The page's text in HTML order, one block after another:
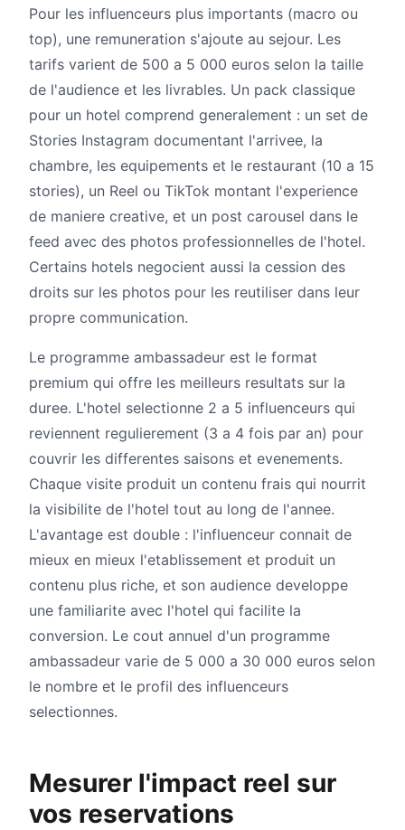
Pour les influenceurs plus importants (macro ou
top), une remuneration s'ajoute au sejour. Les
tarifs varient de 500 a 5 000 euros selon la taille
de l'audience et les livrables. Un pack classique
pour un hotel comprend generalement : un set de
Stories Instagram documentant l'arrivee, la
chambre, les equipements et le restaurant (10 a 15
stories), un Reel ou TikTok montant l'experience
de maniere creative, et un post carousel dans le
feed avec des photos professionnelles de l'hotel.
Certains hotels negocient aussi la cession des
droits sur les photos pour les reutiliser dans leur
propre communication.
Le programme ambassadeur est le format
premium qui offre les meilleurs resultats sur la
duree. L'hotel selectionne 2 a 5 influenceurs qui
reviennent regulierement (3 a 4 fois par an) pour
couvrir les differentes saisons et evenements.
Chaque visite produit un contenu frais qui nourrit
la visibilite de l'hotel tout au long de l'annee.
L'avantage est double : l'influenceur connait de
mieux en mieux l'etablissement et produit un
contenu plus riche, et son audience developpe
une familiarite avec l'hotel qui facilite la
conversion. Le cout annuel d'un programme
ambassadeur varie de 5 000 a 30 000 euros selon
le nombre et le profil des influenceurs
selectionnes.
Mesurer l'impact reel sur
vos reservations